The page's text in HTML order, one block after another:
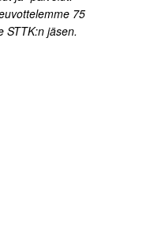
75
STTK:n jäsen.